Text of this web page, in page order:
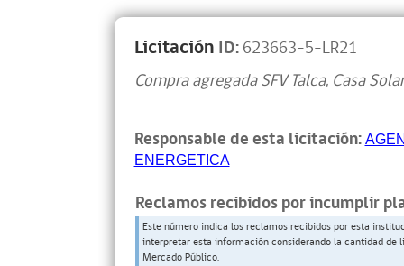
Licitación ID:623663-5-LR21
Compra agregada SFV Talca, Casa Solar
Responsable de esta licitación:
ENERGETICA
Reclamos recibidos por incumplir
Este número indica los reclamos recibidos por esta
interpretar esta información considerando la cantidad
Mercado Público.